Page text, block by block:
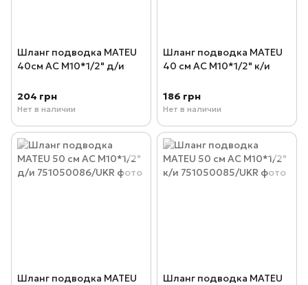
Шланг подводка MATEU
40см AC М10*1/2" д/и
204 грн
Нет в наличии
Шланг подводка MATEU
40 см AC М10*1/2" к/и
186 грн
Нет в наличии
Шланг подводка MATEU
Шланг подводка MATEU